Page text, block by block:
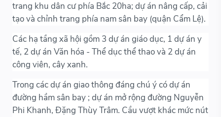
trang khu dân cư phía Bắc 20ha; dự án nâng cấp, cải
tạo và chỉnh trang phía nam sân bay (quận Cẩm Lệ).
Các hạ tầng xã hội gồm 3 dự án giáo dục, 1 dự án y
tế, 2 dự án Văn hóa - Thể dục thể thao và 2 dự án
công viên, cây xanh.
Trong các dự án giao thông đáng chú ý có dự án
đường hầm sân bay ; dự án mở rộng đường Nguyễn
Phi Khanh, Đặng Thùy Trâm. Cầu vượt khác mức nút